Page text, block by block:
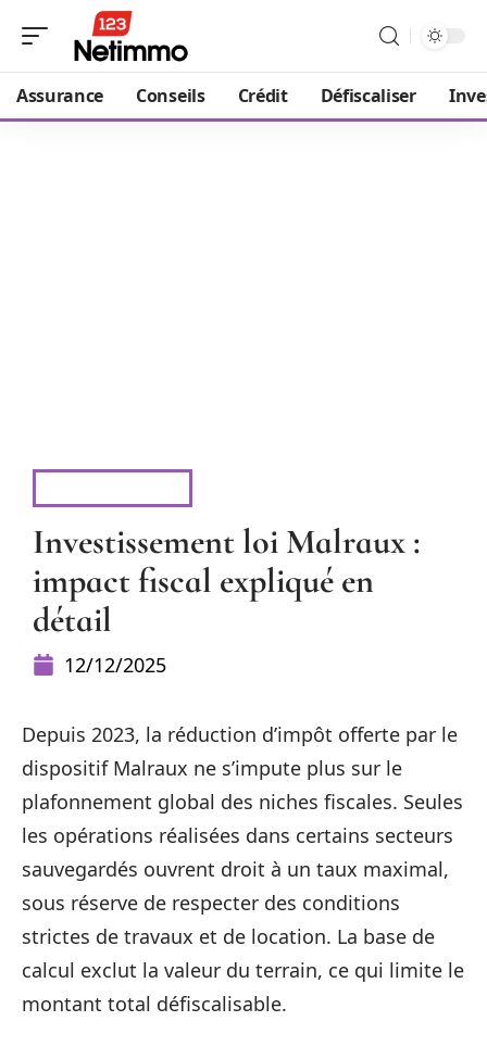
Assurance Conseils Crédit Défiscaliser
Investissement loi Malraux :
impact fiscal expliqué en
détail
12/12/2025
Depuis 2023, la réduction d’impôt offerte par le
dispositif Malraux ne s’impute plus sur le
plafonnement global des niches fiscales. Seules
les opérations réalisées dans certains secteurs
sauvegardés ouvrent droit à un taux maximal,
sous réserve de respecter des conditions
strictes de travaux et de location. La base de
calcul exclut la valeur du terrain, ce qui limite le
montant total défiscalisable.